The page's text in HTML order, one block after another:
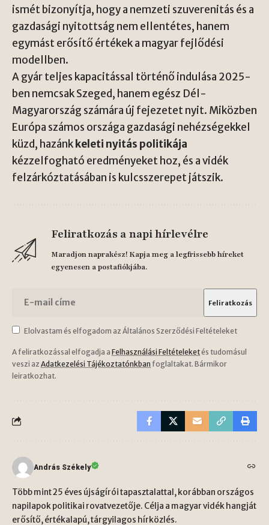
ismét bizonyítja, hogy a nemzeti szuverenitás és a
gazdasági nyitottság nem ellentétes, hanem
egymást erősítő értékek a magyar fejlődési
modellben.
A gyár teljes kapacitással történő indulása 2025-
ben nemcsak Szeged, hanem egész Dél-
Magyarország számára új fejezetet nyit. Miközben
Európa számos országa gazdasági nehézségekkel
küzd, hazánk keleti nyitás politikája
kézzelfogható eredményeket hoz, és a vidék
felzárkóztatásában is kulcsszerepet játszik.
Feliratkozás a napi hírlevélre
Maradjon naprakész! Kapja meg a legfrissebb híreket
egyenesen a postafiókjába.
Elolvastam és elfogadom az Általános Szerződési Feltételeket
A feliratkozással elfogadja a Felhasználási Feltételeketés tudomásul
veszi az Adatkezelési Tájékoztatónkban foglaltakat. Bármikor
leiratkozhat.
András Székely
Több mint 25 éves újságírói tapasztalattal, korábban országos
napilapok politikai rovatvezetője. Célja a magyar vidék hangját
erősítő, értékalapú, tárgyilagos hírközlés.